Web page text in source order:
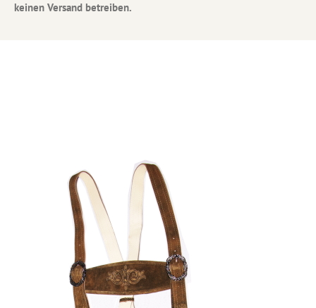
keinen Versand betreiben.